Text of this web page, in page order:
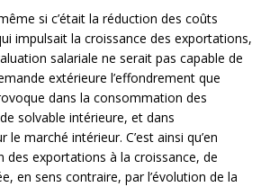
si c’était la réduction des coûts
impulsait la croissance des exportations,
salariale ne serait pas capable de
extérieure l’effondrement que
dans la consommation des
solvable intérieure, et dans
le marché intérieur. C’est ainsi qu’en
des exportations à la croissance, de
en sens contraire, par l’évolution de la